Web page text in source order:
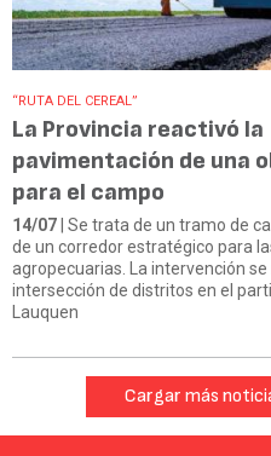
“RUTA DEL CEREAL”
La Provincia reactivó la
pavimentación de una
para el campo
14/07| Se trata de un tramo de
de un corredor estratégico para
agropecuarias. La intervención se
intersección de distritos en el
Lauquen
Cargar más